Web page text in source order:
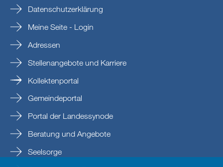
Datenschutzerklärung
Meine Seite - Login
Adressen
Stellenangebote und Karriere
Kollektenportal
Gemeindeportal
Portal der Landessynode
Beratung und Angebote
Seelsorge